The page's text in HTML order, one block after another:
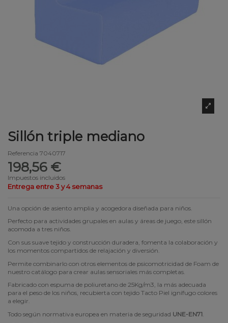
Sillón triple mediano
Referencia 7040717
198,56 €
Impuestos incluidos
Entrega entre 3 y 4 semanas
Una opción de asiento amplia y acogedora diseñada para niños.
Perfecto para actividades grupales en aulas y áreas de juego, este sillón
acomoda a tres niños.
Con sus suave tejido y construcción duradera, fomenta la colaboración y
los momentos compartidos de relajación y diversión.
Permite combinarlo con otros elementos de psicomotricidad de Foam de
nuestro catálogo para crear aulas sensoriales más completas.
Fabricado con espuma de poliuretano de 25Kg/m3, la más adecuada
para el peso de los niños, recubierta con tejido Tacto Piel ignífugo colores
a elegir.
Todo según normativa europea en materia de seguridad UNE-EN71